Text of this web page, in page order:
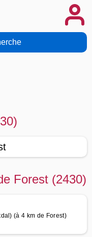
Forest (2430)
(à 4 km de Forest)